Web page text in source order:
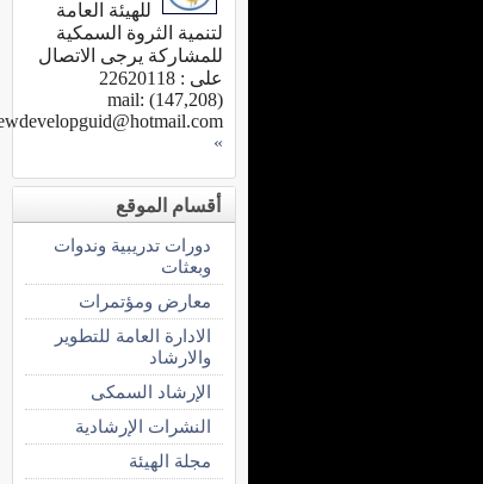
للهيئة العامة
لتنمية الثروة السمكية
للمشاركة يرجى الاتصال
على : 22620118
(147,208) mail:
»
أقسام الموقع
دورات تدريبية وندوات
وبعثات
معارض ومؤتمرات
الادارة العامة للتطوير
والارشاد
الإرشاد السمكى
النشرات الإرشادية
مجلة الهيئة